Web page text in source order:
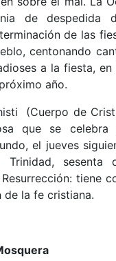
de despedida
de las
centonando
a la fiesta,
año.
(Cuerpo de
que se celebra
el jueves
Trinidad, sesenta
tiene
de la fe cristiana.